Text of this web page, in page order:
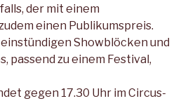
der mit einem
einen Publikumspreis.
Showblöcken und
passend zu einem Festival,
gegen 17.30 Uhr im Circus-